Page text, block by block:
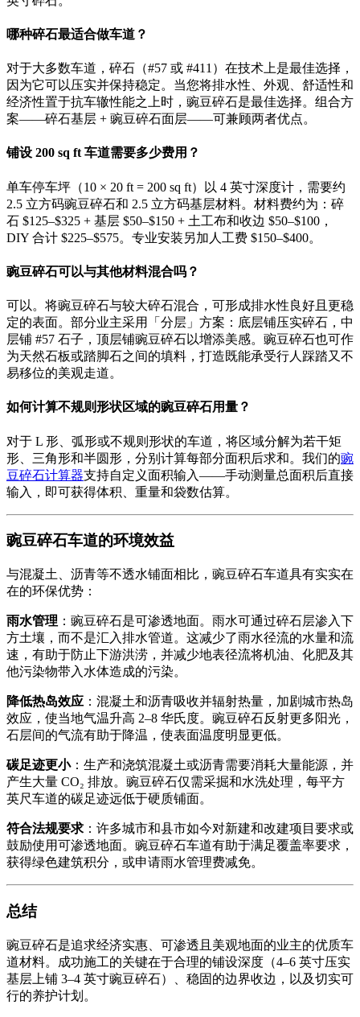
哪种碎石最适合做车道？
对于大多数车道，碎石（#57 或 #411）在技术上是最佳选择，
因为它可以压实并保持稳定。当您将排水性、外观、舒适性和
经济性置于抗车辙性能之上时，豌豆碎石是最佳选择。组合方
案——碎石基层 + 豌豆碎石面层——可兼顾两者优点。
铺设 200 sq ft 车道需要多少费用？
单车停车坪（10 × 20 ft = 200 sq ft）以 4 英寸深度计，需要约
2.5 立方码豌豆碎石和 2.5 立方码基层材料。材料费约为：碎
石 $125–$325 + 基层 $50–$150 + 土工布和收边 $50–$100，
DIY 合计 $225–$575。专业安装另加人工费 $150–$400。
豌豆碎石可以与其他材料混合吗？
可以。将豌豆碎石与较大碎石混合，可形成排水性良好且更稳
定的表面。部分业主采用「分层」方案：底层铺压实碎石，中
层铺 #57 石子，顶层铺豌豆碎石以增添美感。豌豆碎石也可作
为天然石板或踏脚石之间的填料，打造既能承受行人踩踏又不
易移位的美观走道。
如何计算不规则形状区域的豌豆碎石用量？
对于 L 形、弧形或不规则形状的车道，将区域分解为若干矩
形、三角形和半圆形，分别计算每部分面积后求和。我们的豌
豆碎石计算器支持自定义面积输入——手动测量总面积后直接
输入，即可获得体积、重量和袋数估算。
豌豆碎石车道的环境效益
与混凝土、沥青等不透水铺面相比，豌豆碎石车道具有实实在
在的环保优势：
雨水管理 ：豌豆碎石是可渗透地面。雨水可通过碎石层渗入下
方土壤，而不是汇入排水管道。这减少了雨水径流的水量和流
速，有助于防止下游洪涝，并减少地表径流将机油、化肥及其
他污染物带入水体造成的污染。
降低热岛效应 ：混凝土和沥青吸收并辐射热量，加剧城市热岛
效应，使当地气温升高 2–8 华氏度。豌豆碎石反射更多阳光，
石层间的气流有助于降温，使表面温度明显更低。
碳足迹更小：生产和浇筑混凝土或沥青需要消耗大量能源，并
产生大量 CO₂ 排放。豌豆碎石仅需采掘和水洗处理，每平方
英尺车道的碳足迹远低于硬质铺面。
符合法规要求 ：许多城市和县市如今对新建和改建项目要求或
鼓励使用可渗透地面。豌豆碎石车道有助于满足覆盖率要求，
获得绿色建筑积分，或申请雨水管理费减免。
总结
豌豆碎石是追求经济实惠、可渗透且美观地面的业主的优质车
道材料。成功施工的关键在于合理的铺设深度（4–6 英寸压实
基层上铺 3–4 英寸豌豆碎石）、稳固的边界收边，以及切实可
行的养护计划。